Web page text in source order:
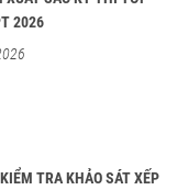
2026
TRA KHẢO SÁT XẾP